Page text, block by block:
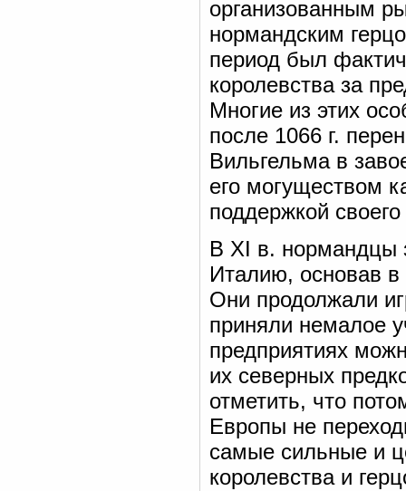
организованным
нормандским
период был
королевства за
Многие из этих
после 1066 г.
Вильгельма в
его могуществом
поддержкой
В XI в. нормандцы
Италию, основав
Они продолжали
приняли немалое
предприятиях
их северных
отметить, что
Европы не
самые сильные и
королевства и